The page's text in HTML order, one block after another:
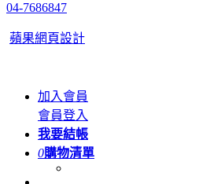
04-7686847
蘋果網頁設計
加入會員
會員登入
我要結帳
0購物清單